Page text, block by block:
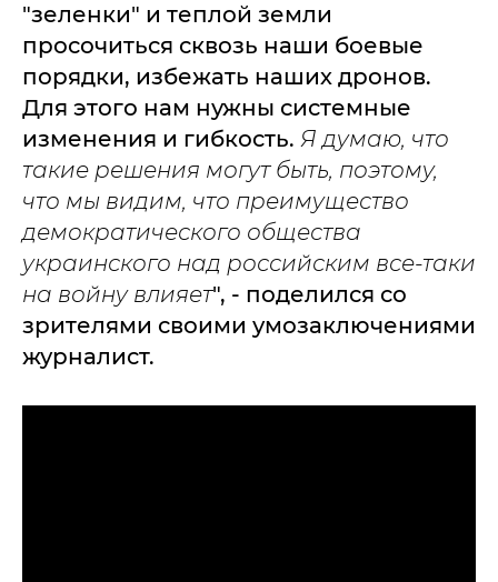
"зеленки" и теплой земли
просочиться сквозь наши боевые
порядки, избежать наших дронов.
Для этого нам нужны системные
изменения и гибкость. Я думаю, что
такие решения могут быть, поэтому,
что мы видим, что преимущество
демократического общества
украинского над российским все-таки
на войну влияет", - поделился со
зрителями своими умозаключениями
журналист.